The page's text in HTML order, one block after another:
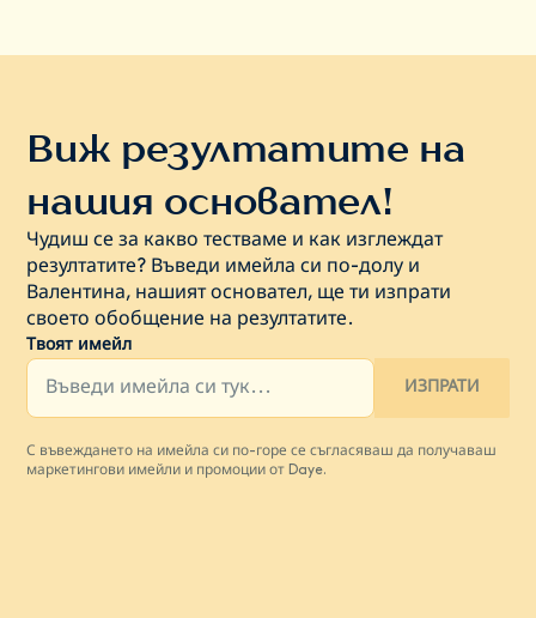
Виж резултатите на
нашия основател!
Чудиш се за какво тестваме и как изглеждат
резултатите? Въведи имейла си по-долу и
Валентина, нашият основател, ще ти изпрати
своето обобщение на резултатите.
Твоят имейл
ИЗПРАТИ
С въвеждането на имейла си по-горе се съгласяваш да получаваш
маркетингови имейли и промоции от Daye.